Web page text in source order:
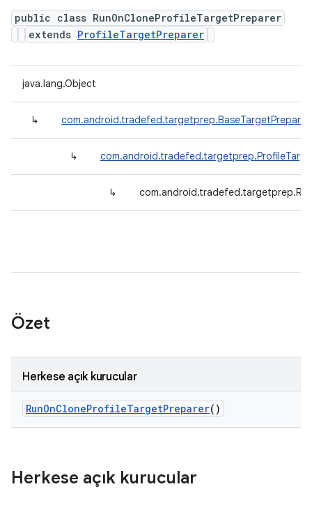
public class RunOnCloneProfileTargetPreparer
extends ProfileTargetPreparer
java.lang.Object
↳ com.android.tradefed.targetprep.BaseTargetPreparer
↳
↳
Özet
Herkese açık kurucular
RunOnCloneProfileTargetPreparer()
Herkese açık kurucular